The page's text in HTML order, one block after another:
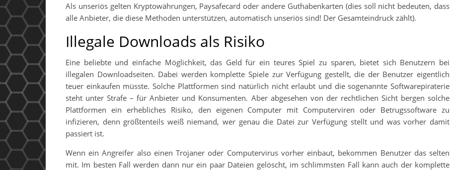
Als unseriös gelten Kryptowährungen, Paysafecard oder andere Guthabenkarten (dies soll nicht bedeuten, dass
alle Anbieter, die diese Methoden unterstützen, automatisch unseriös sind! Der Gesamteindruck zählt).
Illegale Downloads als Risiko
Eine beliebte und einfache Möglichkeit, das Geld für ein teures Spiel zu sparen, bietet sich Benutzern bei
illegalen Downloadseiten. Dabei werden komplette Spiele zur Verfügung gestellt, die der Benutzer eigentlich
teuer einkaufen müsste. Solche Plattformen sind natürlich nicht erlaubt und die sogenannte Softwarepiraterie
steht unter Strafe – für Anbieter und Konsumenten. Aber abgesehen von der rechtlichen Sicht bergen solche
Plattformen ein erhebliches Risiko, den eigenen Computer mit Computerviren oder Betrugssoftware zu
infizieren, denn größtenteils weiß niemand, wer genau die Datei zur Verfügung stellt und was vorher damit
passiert ist.
Wenn ein Angreifer also einen Trojaner oder Computervirus vorher einbaut, bekommen Benutzer das selten
mit. Im besten Fall werden dann nur ein paar Dateien gelöscht, im schlimmsten Fall kann auch der komplette